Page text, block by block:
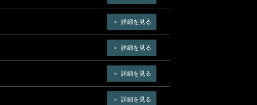
詳細を見る
詳細を見る
詳細を見る
詳細を見る